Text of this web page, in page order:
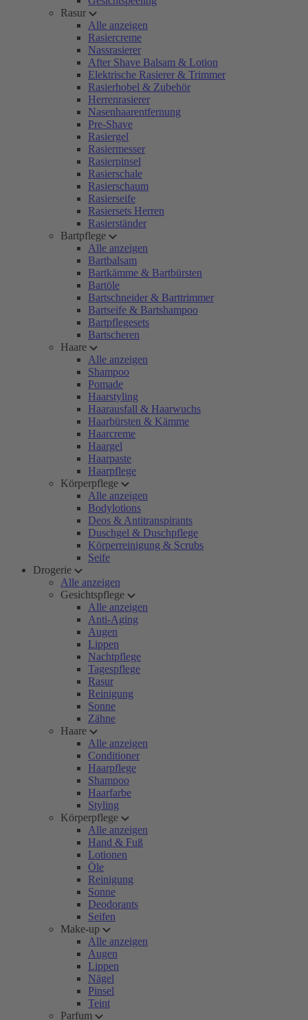
Rasur
Alle anzeigen
Rasiercreme
Nassrasierer
After Shave Balsam & Lotion
Elektrische Rasierer & Trimmer
Rasierhobel & Zubehör
Herrenrasierer
Nasenhaarentfernung
Pre-Shave
Rasiergel
Rasiermesser
Rasierpinsel
Rasierschale
Rasierschaum
Rasierseife
Rasiersets Herren
Rasierständer
Bartpflege
Alle anzeigen
Bartbalsam
Bartkämme & Bartbürsten
Bartöle
Bartschneider & Barttrimmer
Bartseife & Bartshampoo
Bartpflegesets
Bartscheren
Haare
Alle anzeigen
Shampoo
Pomade
Haarstyling
Haarausfall & Haarwuchs
Haarbürsten & Kämme
Haarcreme
Haargel
Haarpaste
Haarpflege
Körperpflege
Alle anzeigen
Bodylotions
Deos & Antitranspirants
Duschgel & Duschpflege
Körperreinigung & Scrubs
Seife
Drogerie
Alle anzeigen
Gesichtspflege
Alle anzeigen
Anti-Aging
Augen
Lippen
Nachtpflege
Tagespflege
Rasur
Reinigung
Sonne
Zähne
Haare
Alle anzeigen
Conditioner
Haarpflege
Shampoo
Haarfarbe
Styling
Körperpflege
Alle anzeigen
Hand & Fuß
Lotionen
Öle
Reinigung
Sonne
Deodorants
Seifen
Make-up
Alle anzeigen
Augen
Lippen
Nägel
Pinsel
Teint
Parfum